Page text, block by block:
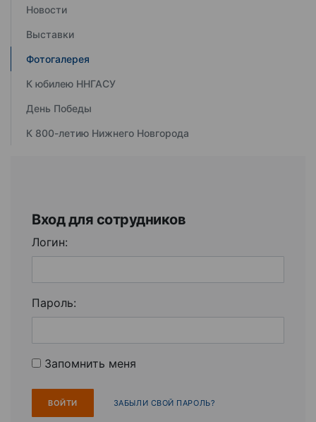
Новости
Выставки
Фотогалерея
К юбилею ННГАСУ
День Победы
К 800-летию Нижнего Новгорода
Вход для сотрудников
Логин:
Пароль:
Запомнить меня
ЗАБЫЛИ СВОЙ ПАРОЛЬ?